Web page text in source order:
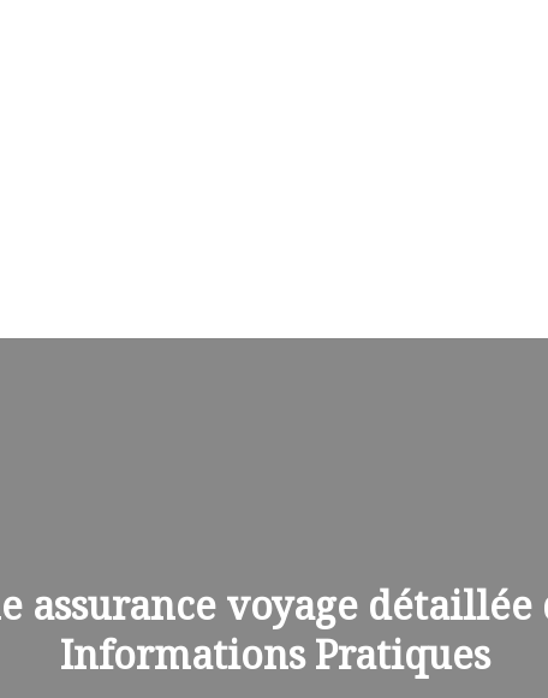
assurance voyage
Informations Pratiques